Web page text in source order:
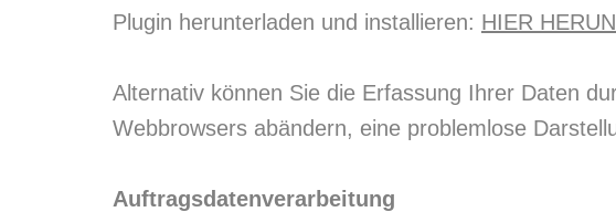
Plugin herunterladen und installieren: HIER
Alternativ können Sie die Erfassung Ihrer Daten
Webbrowsers abändern, eine problemlose
Auftragsdatenverarbeitung